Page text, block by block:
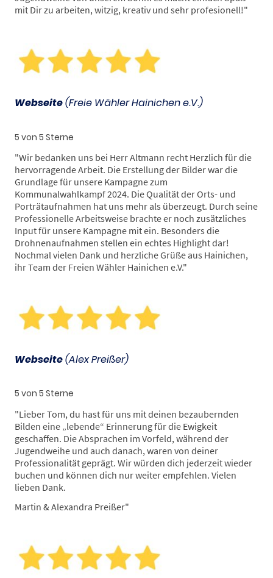
mit Dir zu arbeiten, witzig, kreativ und sehr profesionell!"
Webseite(Freie Wähler Hainichen e.V.)
5 von 5 Sterne
"Wir bedanken uns bei Herr Altmann recht Herzlich für die
hervorragende Arbeit. Die Erstellung der Bilder war die
Grundlage für unsere Kampagne zum
Kommunalwahlkampf 2024. Die Qualität der Orts- und
Porträtaufnahmen hat uns mehr als überzeugt. Durch seine
Professionelle Arbeitsweise brachte er noch zusätzliches
Input für unsere Kampagne mit ein. Besonders die
Drohnenaufnahmen stellen ein echtes Highlight dar!
Nochmal vielen Dank und herzliche Grüße aus Hainichen,
ihr Team der Freien Wähler Hainichen e.V."
Webseite(Alex Preißer)
5 von 5 Sterne
"Lieber Tom, du hast für uns mit deinen bezaubernden
Bilden eine „lebende“ Erinnerung für die Ewigkeit
geschaffen. Die Absprachen im Vorfeld, während der
Jugendweihe und auch danach, waren von deiner
Professionalität geprägt. Wir würden dich jederzeit wieder
buchen und können dich nur weiter empfehlen. Vielen
lieben Dank.
Martin & Alexandra Preißer"